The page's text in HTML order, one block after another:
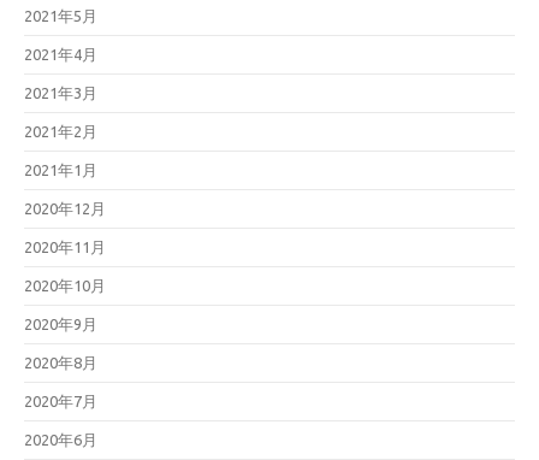
2021年5月
2021年4月
2021年3月
2021年2月
2021年1月
2020年12月
2020年11月
2020年10月
2020年9月
2020年8月
2020年7月
2020年6月